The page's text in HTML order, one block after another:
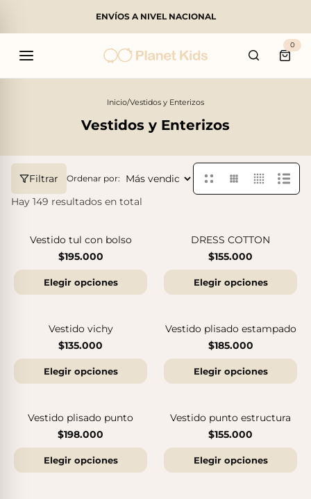
ENVÍOS A NIVEL NACIONAL
0
Inicio/Vestidos y Enterizos
Vestidos y Enterizos
Filtrar Ordenar por:
Hay 149 resultados en total
Vestido tul con bolso
$195.000
Elegir opciones
DRESS COTTON
$155.000
Elegir opciones
Vestido vichy
$135.000
Elegir opciones
Vestido plisado estampado
$185.000
Elegir opciones
Vestido plisado punto
$198.000
Elegir opciones
Vestido punto estructura
$155.000
Elegir opciones
Buscar
Productos populares
Sandalias Maui MC
$140.000
Sandalias SUN
$140.000